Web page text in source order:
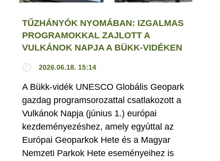
TŰZHÁNYÓK NYOMÁBAN: IZGALMAS
PROGRAMOKKAL ZAJLOTT A
VULKÁNOK NAPJA A BÜKK-VIDÉKEN
2026.06.18. 15:14
A Bükk-vidék UNESCO Globális Geopark
gazdag programsorozattal csatlakozott a
Vulkánok Napja (június 1.) európai
kezdeményezéshez, amely egyúttal az
Európai Geoparkok Hete és a Magyar
Nemzeti Parkok Hete eseményeihez is